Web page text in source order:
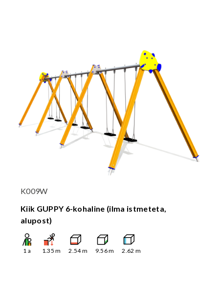
K009W
Kiik GUPPY 6-kohaline (ilma istmeteta,
alupost)
1 a 1.35 m 2.54m 9.56m 2.62 m